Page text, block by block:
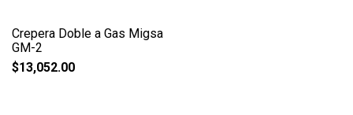
Crepera Doble a Gas Migsa
GM-2
$13,052.00